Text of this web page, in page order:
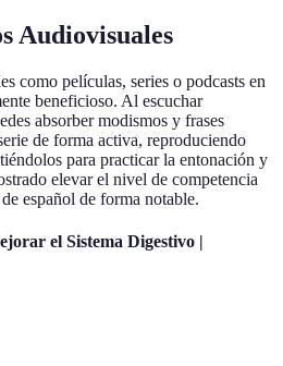
Audiovisuales
como películas, series o podcasts en
beneficioso. Al escuchar
absorber modismos y frases
de forma activa, reproduciendo
para practicar la entonación y
elevar el nivel de competencia
español de forma notable.
el Sistema Digestivo |